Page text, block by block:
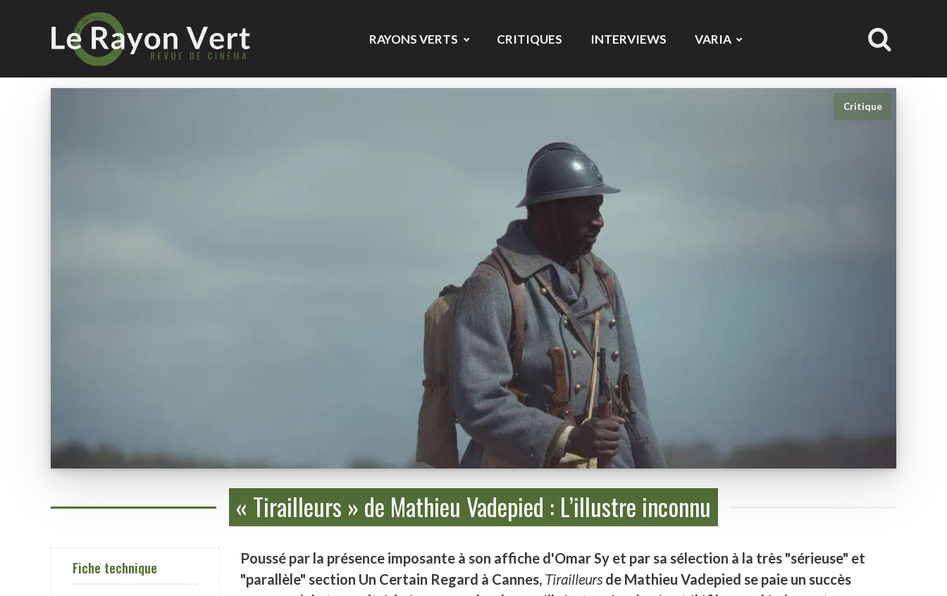
RAYONS VERTS CRITIQUES INTERVIEWS VARIA
Critique
« Tirailleurs » de Mathieu Vadepied : L’illustre inconnu
Fiche technique
Poussé par la présence imposante à son affiche d'Omar Sy et par sa sélection à la très "sérieuse" et
"parallèle" section Un Certain Regard à Cannes, Tirailleursde Mathieu Vadepied se paie un succès